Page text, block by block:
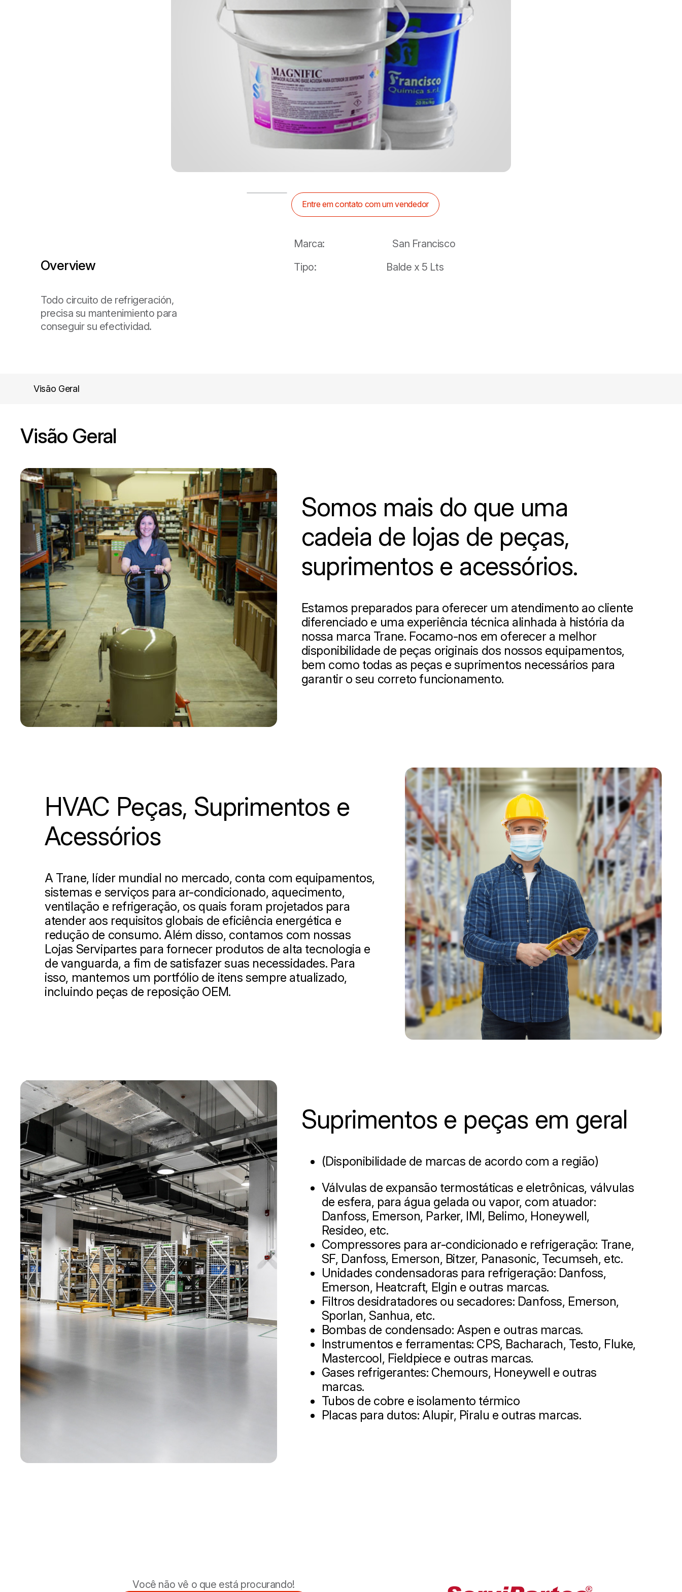
Entre em contato com um vendedor
Overview
Todo circuito de refrigeración,
precisa su mantenimiento para
conseguir su efectividad.
Marca: San Francisco
Tipo: Balde x 5 Lts
Visão Geral
Visão Geral
Somos mais do que uma
cadeia de lojas de peças,
suprimentos e acessórios.
Estamos preparados para oferecer um atendimento ao cliente
diferenciado e uma experiência técnica alinhada à história da
nossa marca Trane. Focamo-nos em oferecer a melhor
disponibilidade de peças originais dos nossos equipamentos,
bem como todas as peças e suprimentos necessários para
garantir o seu correto funcionamento.
HVAC Peças, Suprimentos e
Acessórios
A Trane, líder mundial no mercado, conta com equipamentos,
sistemas e serviços para ar-condicionado, aquecimento,
ventilação e refrigeração, os quais foram projetados para
atender aos requisitos globais de eficiência energética e
redução de consumo. Além disso, contamos com nossas
Lojas Servipartes para fornecer produtos de alta tecnologia e
de vanguarda, a fim de satisfazer suas necessidades. Para
isso, mantemos um portfólio de itens sempre atualizado,
incluindo peças de reposição OEM.
Suprimentos e peças em geral
(Disponibilidade de marcas de acordo com a região)
Válvulas de expansão termostáticas e eletrônicas, válvulas
de esfera, para água gelada ou vapor, com atuador:
Danfoss, Emerson, Parker, IMI, Belimo, Honeywell,
Resideo, etc.
Compressores para ar-condicionado e refrigeração: Trane,
SF, Danfoss, Emerson, Bitzer, Panasonic, Tecumseh, etc.
Unidades condensadoras para refrigeração: Danfoss,
Emerson, Heatcraft, Elgin e outras marcas.
Filtros desidratadores ou secadores: Danfoss, Emerson,
Sporlan, Sanhua, etc.
Bombas de condensado: Aspen e outras marcas.
Instrumentos e ferramentas: CPS, Bacharach, Testo, Fluke,
Mastercool, Fieldpiece e outras marcas.
Gases refrigerantes: Chemours, Honeywell e outras
marcas.
Tubos de cobre e isolamento térmico
Placas para dutos: Alupir, Piralu e outras marcas.
Você não vê o que está procurando!